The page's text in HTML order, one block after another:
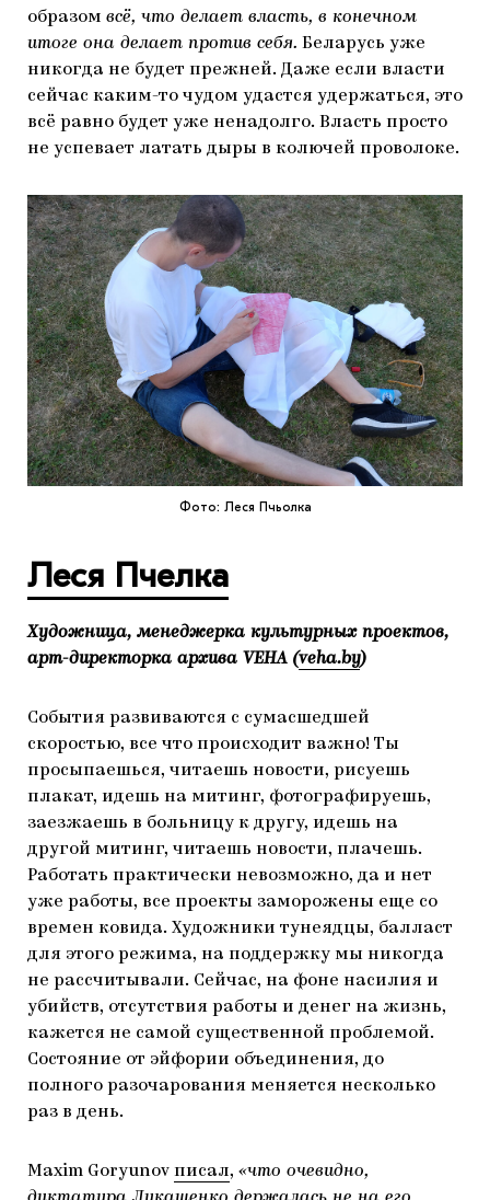
образом всё, что делает власть, в конечном
итоге она делает против себя. Беларусь уже
никогда не будет прежней. Даже если власти
сейчас каким-то чудом удастся удержаться, это
всё равно будет уже ненадолго. Власть просто
не успевает латать дыры в колючей проволоке.
Фото: Леся Пчьолка
Леся Пчелка
Художница, менеджерка культурных проектов,
арт-директорка архива VEHA (veha.by)
События развиваются с сумасшедшей
скоростью, все что происходит важно! Ты
просыпаешься, читаешь новости, рисуешь
плакат, идешь на митинг, фотографируешь,
заезжаешь в больницу к другу, идешь на
другой митинг, читаешь новости, плачешь.
Работать практически невозможно, да и нет
уже работы, все проекты заморожены еще со
времен ковида. Художники тунеядцы, балласт
для этого режима, на поддержку мы никогда
не рассчитывали. Сейчас, на фоне насилия и
убийств, отсутствия работы и денег на жизнь,
кажется не самой существенной проблемой.
Состояние от эйфории объединения, до
полного разочарования меняется несколько
раз в день.
Maxim Goryunov писал, «что очевидно,